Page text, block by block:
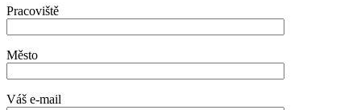
Pracoviště
Město
Váš e-mail